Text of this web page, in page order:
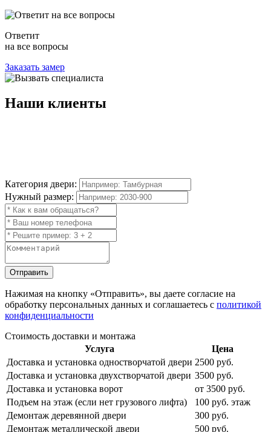
Ответит
на все вопросы
Заказать замер
Наши клиенты
Категория двери:
Нужный размер:
Отправить
Нажимая на кнопку «Отправить», вы даете согласие на
обработку персональных данных и соглашаетесь с политикой
конфиденциальности
Стоимость доставки и монтажа
Услуга
Цена
Доставка и установка одностворчатой двери 2500 руб.
Доставка и установка двухстворчатой двери 3500 руб.
Доставка и установка ворот
от 3500 руб.
Подъем на этаж (если нет грузового лифта)
100 руб. этаж
Демонтаж деревянной двери
300 руб.
Демонтаж металлической двери
500 руб.